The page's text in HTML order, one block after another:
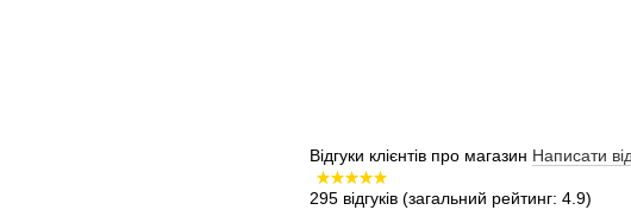
Відгуки клієнтів про магазин Написати
295 відгуків (загальний рейтинг: 4.9)